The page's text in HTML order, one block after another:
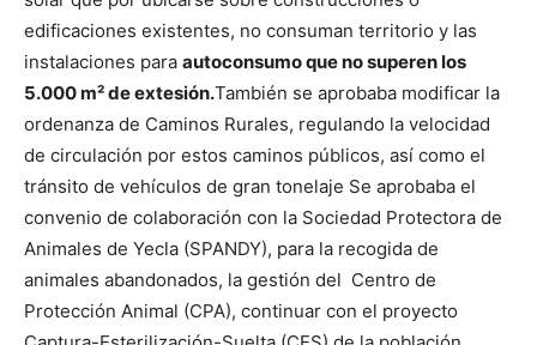
edificaciones existentes, no consuman territorio y las
instalaciones para autoconsumo que no superen los
5.000 m² de extesión.También se aprobaba modificar la
ordenanza de Caminos Rurales, regulando la velocidad
de circulación por estos caminos públicos, así como el
tránsito de vehículos de gran tonelaje Se aprobaba el
convenio de colaboración con la Sociedad Protectora de
Animales de Yecla (SPANDY), para la recogida de
animales abandonados, la gestión del Centro de
Protección Animal (CPA), continuar con el proyecto